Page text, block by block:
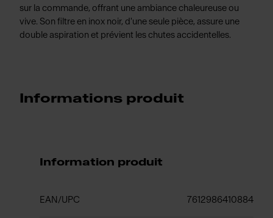
sur la commande, offrant une ambiance chaleureuse ou
vive. Son filtre en inox noir, d'une seule pièce, assure une
double aspiration et prévient les chutes accidentelles.
Informations produit
Information produit
EAN/UPC 7612986410884